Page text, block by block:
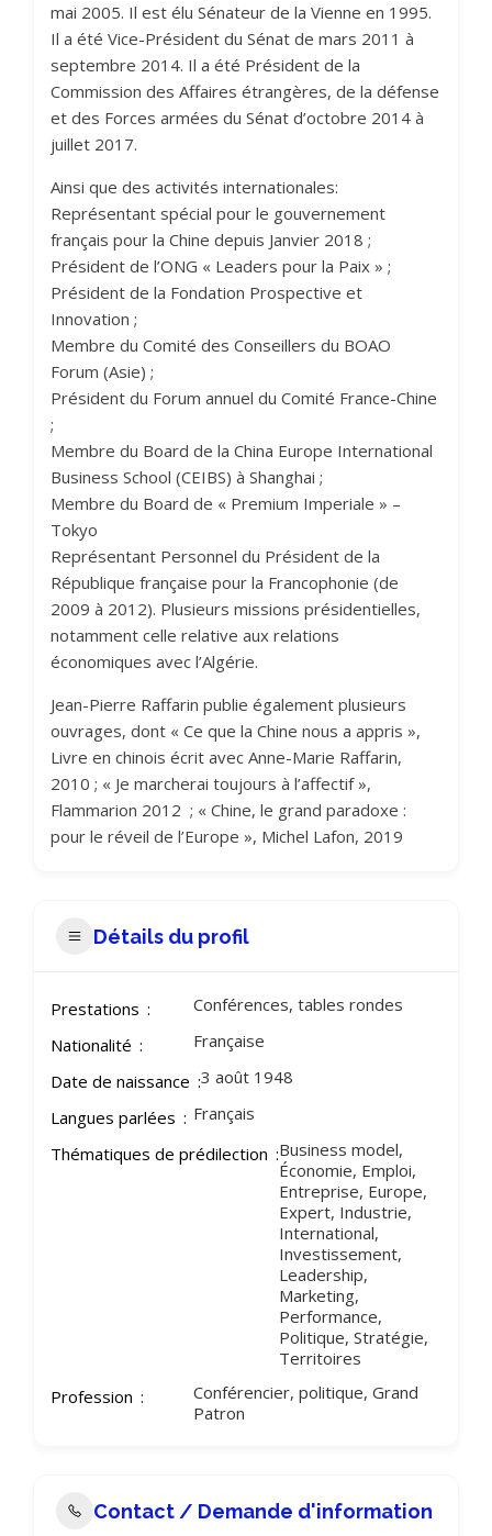
mai 2005. Il est élu Sénateur de la Vienne en 1995.
Il a été Vice-Président du Sénat de mars 2011 à
septembre 2014. Il a été Président de la
Commission des Affaires étrangères, de la défense
et des Forces armées du Sénat d’octobre 2014 à
juillet 2017.
Ainsi que des activités internationales:
Représentant spécial pour le gouvernement
français pour la Chine depuis Janvier 2018 ;
Président de l’ONG « Leaders pour la Paix » ;
Président de la Fondation Prospective et
Innovation ;
Membre du Comité des Conseillers du BOAO
Forum (Asie) ;
Président du Forum annuel du Comité France-Chine
;
Membre du Board de la China Europe International
Business School (CEIBS) à Shanghai ;
Membre du Board de « Premium Imperiale » –
Tokyo
Représentant Personnel du Président de la
République française pour la Francophonie (de
2009 à 2012). Plusieurs missions présidentielles,
notamment celle relative aux relations
économiques avec l’Algérie.
Jean-Pierre Raffarin publie également plusieurs
ouvrages, dont « Ce que la Chine nous a appris »,
Livre en chinois écrit avec Anne-Marie Raffarin,
2010 ; « Je marcherai toujours à l’affectif »,
Flammarion 2012 ; « Chine, le grand paradoxe :
pour le réveil de l’Europe », Michel Lafon, 2019
Détails du profil
Prestations
Conférences, tables rondes
Nationalité
Française
Date de naissance 3 août 1948
Langues parlées
Français
Thématiques de prédilection Business model,
Économie, Emploi,
Entreprise, Europe,
Expert, Industrie,
International,
Investissement,
Leadership,
Marketing,
Performance,
Politique, Stratégie,
Territoires
Profession
Conférencier, politique, Grand
Patron
Contact / Demande d'information